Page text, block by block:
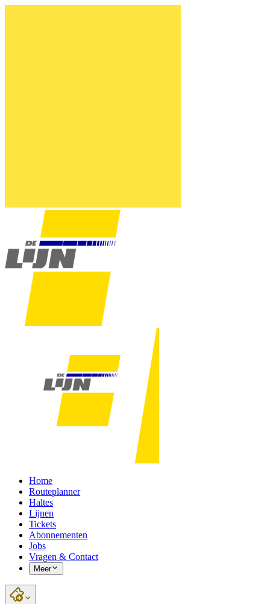
Home
Routeplanner
Haltes
Lijnen
Tickets
Abonnementen
Jobs
Vragen & Contact
Meer